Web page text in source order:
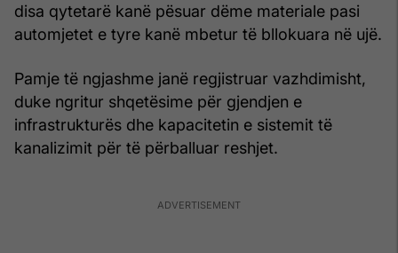
disa qytetarë kanë pësuar dëme materiale pasi
automjetet e tyre kanë mbetur të bllokuara në ujë.
Pamje të ngjashme janë regjistruar vazhdimisht,
duke ngritur shqetësime për gjendjen e
infrastrukturës dhe kapacitetin e sistemit të
kanalizimit për të përballuar reshjet.